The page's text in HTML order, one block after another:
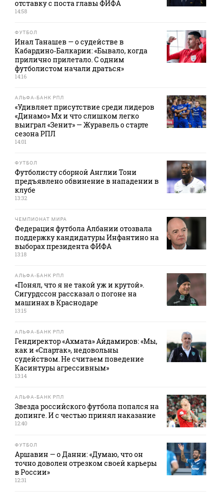
отставку с поста главы ФИФА
14:58
ФУТБОЛ
Инал Танашев — о судействе в
Кабардино‑Балкарии: «Бывало, когда
прилично прилетало. С одним
футболистом начали драться»
14:16
АЛЬФА-БАНК РПЛ
«Удивляет присутствие среди лидеров
«Динамо» Мх и что слишком легко
выиграл «Зенит» — Журавель о старте
сезона РПЛ
14:01
ФУТБОЛ
Футболисту сборной Англии Тони
предъявлено обвинение в нападении в
клубе
13:32
ЧЕМПИОНАТ МИРА
Федерация футбола Албании отозвала
поддержку кандидатуры Инфантино на
выборах президента ФИФА
13:18
АЛЬФА-БАНК РПЛ
«Понял, что я не такой уж и крутой».
Сигурдссон рассказал о погоне на
машинах в Краснодаре
13:15
АЛЬФА-БАНК РПЛ
Гендиректор «Ахмата» Айдамиров: «Мы,
как и «Спартак», недовольны
судейством. Не считаем поведение
Касинтуры агрессивным»
13:14
АЛЬФА-БАНК РПЛ
Звезда российского футбола попался на
допинге. И с честью принял наказание
12:40
ФУТБОЛ
Аршавин — о Данни: «Думаю, что он
точно доволен отрезком своей карьеры
в России»
12:31